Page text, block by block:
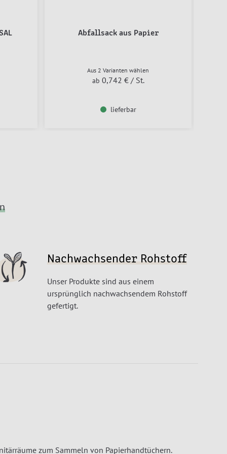
Abfallsack aus Papier
Aus 2 Varianten wählen
ab 0,742 € / St.
lieferbar
Nachwachsender Rohstoff
Unser Produkte sind aus einem
ursprünglich nachwachsendem Rohstoff
gefertigt.
zum Sammeln von Papierhandtüchern.